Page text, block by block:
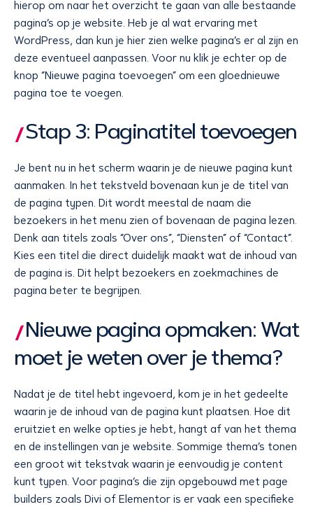
hierop om naar het overzicht te gaan van alle bestaande
pagina’s op je website. Heb je al wat ervaring met
WordPress, dan kun je hier zien welke pagina’s er al zijn en
deze eventueel aanpassen. Voor nu klik je echter op de
knop “Nieuwe pagina toevoegen” om een gloednieuwe
pagina toe te voegen.
Stap 3: Paginatitel toevoegen
Je bent nu in het scherm waarin je de nieuwe pagina kunt
aanmaken. In het tekstveld bovenaan kun je de titel van
de pagina typen. Dit wordt meestal de naam die
bezoekers in het menu zien of bovenaan de pagina lezen.
Denk aan titels zoals “Over ons”, “Diensten” of “Contact”.
Kies een titel die direct duidelijk maakt wat de inhoud van
de pagina is. Dit helpt bezoekers en zoekmachines de
pagina beter te begrijpen.
Nieuwe pagina opmaken: Wat
moet je weten over je thema?
Nadat je de titel hebt ingevoerd, kom je in het gedeelte
waarin je de inhoud van de pagina kunt plaatsen. Hoe dit
eruitziet en welke opties je hebt, hangt af van het thema
en de instellingen van je website. Sommige thema’s tonen
een groot wit tekstvak waarin je eenvoudig je content
kunt typen. Voor pagina’s die zijn opgebouwd met page
builders zoals Divi of Elementor is er vaak een specifieke